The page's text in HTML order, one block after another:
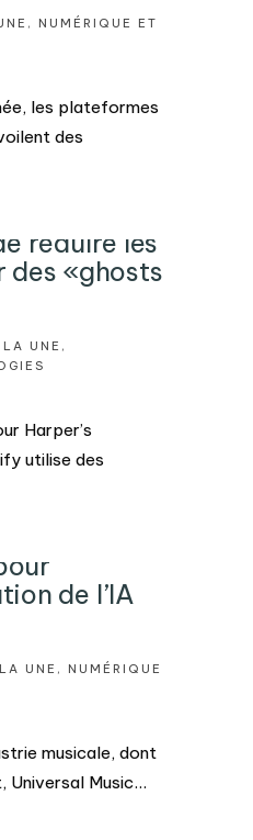
, NUMÉRIQUE ET
les plateformes
des
réduire les
des «ghosts
LA UNE ,
Harper’s
utilise des
de l’IA
UNE , NUMÉRIQUE
musicale, dont
Universal Music...